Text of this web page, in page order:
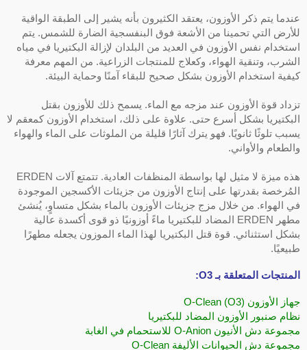
عندما يتم ذكر الأوزون، يعتقد الكثيرون بأنه يشير إلى الطبقة الواقية
للأرض التي تحمينا من الأشعة فوق البنفسجية الضارة للشمس. يتم
استخدام نفس الأوزون في العديد من البلدان لإزالة البكتيريا في مياه
الشرب، وتنقية الهواء، وكعلاج للمنتجات الزراعية. من المهم معرفة
كيفية استخدام الأوزون بشكل صحيح للبقاء آمنًا وحماية البيئة.
تزداد قوة الأوزون عند مزجه مع الماء. يسمح ذلك للأوزون بقتل
البكتيريا بشكل أسرع حتى. علاوة على ذلك، استخدام الأوزون كمعقم لا
يسبب تلوثًا ثانويًا. فهو يترك آثارًا قليلة من الملوثات على الماء والهواء
والطعام والأواني.
هذه ميزة لا مثيل لها بواسطة المنظفات العادية. تتمتع آلات ERDEN
المُرخصة بقدرتها على إنتاج الأوزون من جزيئات الأكسجين الموجودة
في الهواء. من خلال مزج جزيئات الأوزون بالماء بشكل متساوٍ، يُنشئ
مطهر ERDEN المضاد للبكتيريا ماءً أوزونيًا ذو قوى أكسدة عالية
بشكل استثنائي. قوة قتل البكتيريا لهذا الماء الموزون يجعله مطهرًا
طبيعيًا.
المنتجات المتعلقة بـ O3:
جهاز الأوزون O-Clean (O3)
نظام صنبور الأوزون المضاد للبكتيريا
مجموعة دش الأنيون O-Anion للاستحمام في الغابة
مجموعة دش الحيوانات الأليفة O-Clean